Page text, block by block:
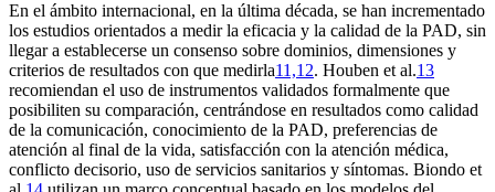
En el ámbito internacional, en la última década, se han incrementado
los estudios orientados a medir la eficacia y la calidad de la PAD, sin
llegar a establecerse un consenso sobre dominios, dimensiones y
criterios de resultados con que medirla11,12. Houben et al.13
recomiendan el uso de instrumentos validados formalmente que
posibiliten su comparación, centrándose en resultados como calidad
de la comunicación, conocimiento de la PAD, preferencias de
atención al final de la vida, satisfacción con la atención médica,
conflicto decisorio, uso de servicios sanitarios y síntomas. Biondo et